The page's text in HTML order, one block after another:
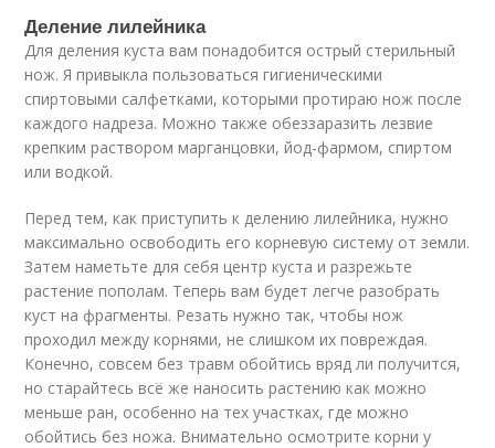
Деление лилейника
Для деления куста вам понадобится острый стерильный
нож. Я привыкла пользоваться гигиеническими
спиртовыми салфетками, которыми протираю нож после
каждого надреза. Можно также обеззаразить лезвие
крепким раствором марганцовки, йод-фармом, спиртом
или водкой.
Перед тем, как приступить к делению лилейника, нужно
максимально освободить его корневую систему от земли.
Затем наметьте для себя центр куста и разрежьте
растение пополам. Теперь вам будет легче разобрать
куст на фрагменты. Резать нужно так, чтобы нож
проходил между корнями, не слишком их повреждая.
Конечно, совсем без травм обойтись вряд ли получится,
но старайтесь всё же наносить растению как можно
меньше ран, особенно на тех участках, где можно
обойтись без ножа. Внимательно осмотрите корни у